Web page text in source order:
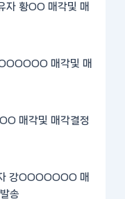
황OO 매각및 매
매각및 매
매각및 매각결정
강OOOOOOO 매
송